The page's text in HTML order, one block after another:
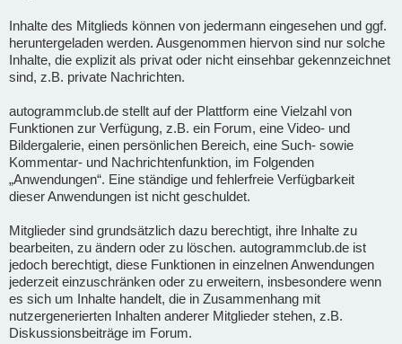
Inhalte des Mitglieds können von jedermann eingesehen und ggf.
heruntergeladen werden. Ausgenommen hiervon sind nur solche
Inhalte, die explizit als privat oder nicht einsehbar gekennzeichnet
sind, z.B. private Nachrichten.
autogrammclub.de stellt auf der Plattform eine Vielzahl von
Funktionen zur Verfügung, z.B. ein Forum, eine Video- und
Bildergalerie, einen persönlichen Bereich, eine Such- sowie
Kommentar- und Nachrichtenfunktion, im Folgenden
„Anwendungen“. Eine ständige und fehlerfreie Verfügbarkeit
dieser Anwendungen ist nicht geschuldet.
Mitglieder sind grundsätzlich dazu berechtigt, ihre Inhalte zu
bearbeiten, zu ändern oder zu löschen. autogrammclub.de ist
jedoch berechtigt, diese Funktionen in einzelnen Anwendungen
jederzeit einzuschränken oder zu erweitern, insbesondere wenn
es sich um Inhalte handelt, die in Zusammenhang mit
nutzergenerierten Inhalten anderer Mitglieder stehen, z.B.
Diskussionsbeiträge im Forum.